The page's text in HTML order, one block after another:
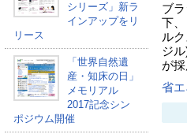
シリーズ」新ラ
インアップをリ
リース
「世界自然遺
産・知床の日」
メモリアル
2017記念シン
ポジウム開催
ブ
下
ル
ジ
が
省